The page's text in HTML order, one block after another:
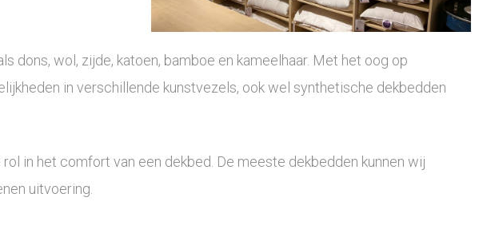
dons, wol, zijde, katoen, bamboe en kameelhaar. Met het oog op
in verschillende kunstvezels, ook wel synthetische dekbedden
in het comfort van een dekbed. De meeste dekbedden kunnen wij
uitvoering.